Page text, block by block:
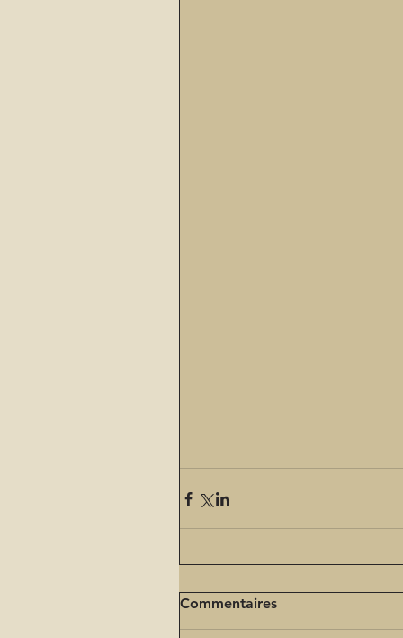
Commentaires